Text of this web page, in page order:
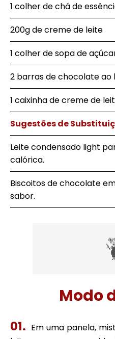
1 colher de chá de
200g de creme de leite
1 colher de sopa de
2 barras de chocolate ao
1 caixinha de creme de
Sugestões de
Leite condensado light
calórica.
Biscoitos de chocolate
sabor.
Modo
Em uma panela,